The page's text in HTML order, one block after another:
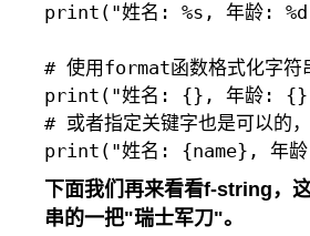
print("姓名: %s, 年龄:
# 使用format函数格式化字符
print("姓名: {}, 年龄: {},
# 或者指定关键字也是可以的
下面我们再来看看f-string，
串的一把"瑞士军刀"。